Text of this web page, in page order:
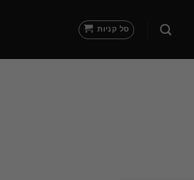
סל קניות